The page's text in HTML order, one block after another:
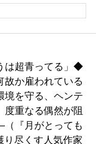
は超青ってる」◆
故か雇われている
境を守る、ヘンテ
度重なる偶然が阻
『月がとっても
り尽くす人気作家